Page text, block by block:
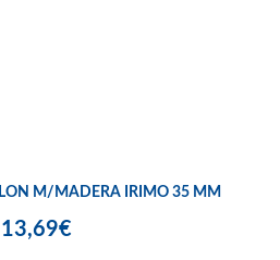
M/MADERA IRIMO 35 MM
13,69€